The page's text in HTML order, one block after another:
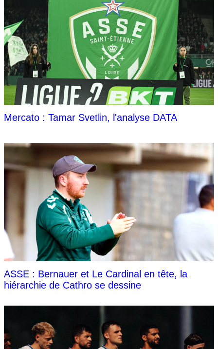
Mercato : Tamar Svetlin, l'analyse DATA
ASSE : Bernauer et Le Cardinal en tête, la
hiérarchie de Cathro se dessine